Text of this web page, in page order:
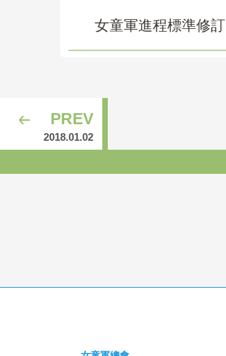
女童軍進程標準修訂
PREV
2018.01.02